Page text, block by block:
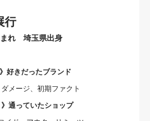
行
まれ 埼玉県出身
好きだったブランド
メージ、初期ファクト
》通っていたショップ